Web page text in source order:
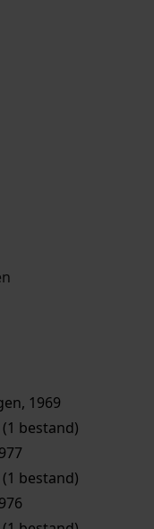
1969
bestand)
bestand)